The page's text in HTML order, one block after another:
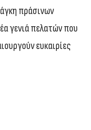
πράσινων
γενιά πελατών που
ευκαιρίες